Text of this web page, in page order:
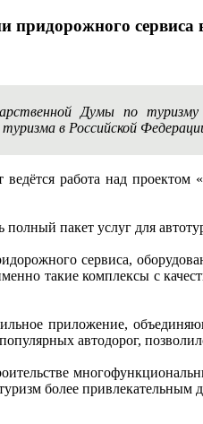
придорожного сервиса
Думы по туризму
в Российской
работа над
полный пакет услуг для
сервиса,
такие комплексы с
приложение,
автодорог,
более